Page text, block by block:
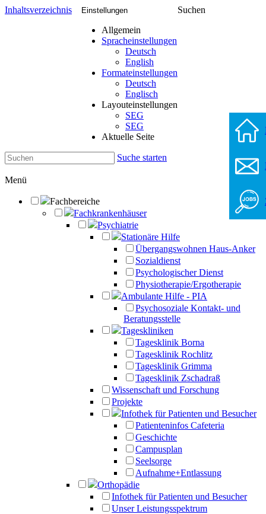
Inhaltsverzeichnis Einstellungen
Allgemein
Spracheinstellungen
Deutsch
English
Formateinstellungen
Deutsch
Englisch
Layouteinstellungen
SEG
SEG
Aktuelle Seite
Suchen
Suche starten
Menü
Fachbereiche
Fachkrankenhäuser
Psychiatrie
Stationäre Hilfe
Übergangswohnen Haus-Anker
Sozialdienst
Psychologischer Dienst
Physiotherapie/Ergotherapie
Ambulante Hilfe - PIA
Psychosoziale Kontakt- und
Beratungsstelle
Tageskliniken
Tagesklinik Borna
Tagesklinik Rochlitz
Tagesklinik Grimma
Tagesklinik Zschadraß
Wissenschaft und Forschung
Projekte
Infothek für Patienten und Besucher
Patienteninfos Cafeteria
Geschichte
Campusplan
Seelsorge
Aufnahme+Entlassung
Orthopädie
Infothek für Patienten und Besucher
Unser Leistungsspektrum